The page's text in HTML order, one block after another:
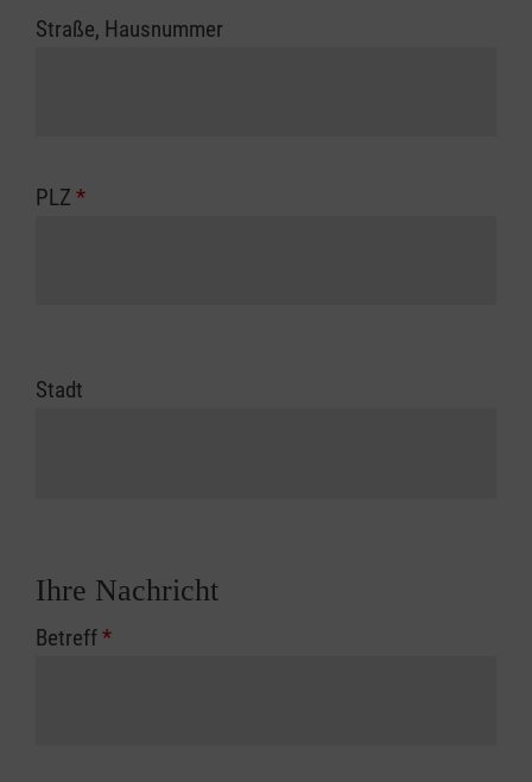
Straße, Hausnummer
PLZ *
Stadt
Ihre Nachricht
Betreff*